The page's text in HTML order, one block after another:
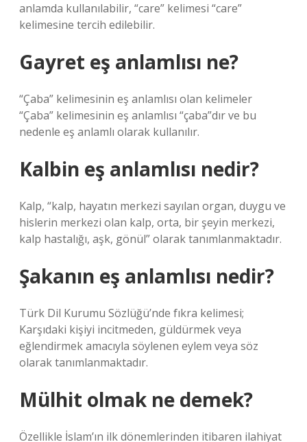
anlamda kullanılabilir, “care” kelimesi “care”
kelimesine tercih edilebilir.
Gayret eş anlamlısı ne?
“Çaba” kelimesinin eş anlamlısı olan kelimeler
“Çaba” kelimesinin eş anlamlısı “çaba”dır ve bu
nedenle eş anlamlı olarak kullanılır.
Kalbin eş anlamlısı nedir?
Kalp, “kalp, hayatın merkezi sayılan organ, duygu ve
hislerin merkezi olan kalp, orta, bir şeyin merkezi,
kalp hastalığı, aşk, gönül” olarak tanımlanmaktadır.
Şakanın eş anlamlısı nedir?
Türk Dil Kurumu Sözlüğü’nde fıkra kelimesi;
Karşıdaki kişiyi incitmeden, güldürmek veya
eğlendirmek amacıyla söylenen eylem veya söz
olarak tanımlanmaktadır.
Mülhit olmak ne demek?
Özellikle İslam’ın ilk dönemlerinden itibaren ilahiyat